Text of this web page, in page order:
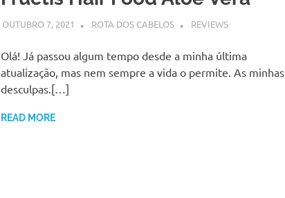
OUTUBRO 7, 2021 ROTA DOS CABELOS REVIEWS
Olá! Já passou algum tempo desde a minha última
atualização, mas nem sempre a vida o permite. As minhas
desculpas.[…]
READ MORE